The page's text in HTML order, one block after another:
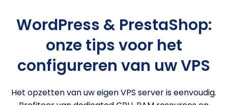
WordPress & PrestaShop:
onze tips voor het
configureren van uw VPS
Het opzetten van uw eigen VPS server is eenvoudig.